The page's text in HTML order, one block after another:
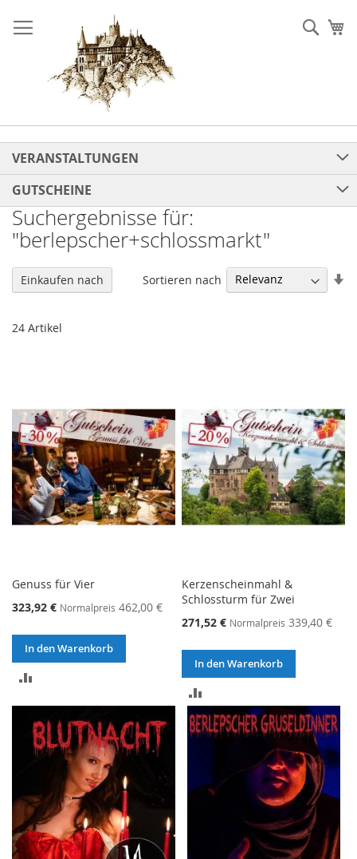
zum
Inhalt
VERANSTALTUNGEN
GUTSCHEINE
Suchergebnisse für:
"berlepscher+schlossmarkt"
24 Artikel
Sortieren nach
Genuss für Vier
323,92 € Normalpreis 462,00 €
In den Warenkorb
VERGLEICHSLISTE
HINZUFÜGEN
Kerzenscheinmahl &
Schlossturm für Zwei
271,52 € Normalpreis 339,40 €
In den Warenkorb
VERGLEICHSLISTE
HINZUFÜGEN
Einkaufen nach